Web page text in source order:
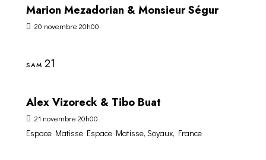
Marion Mezadorian & Monsieur Ségur
20 novembre 20h00
SAM 21
Alex Vizoreck & Tibo Buat
21 novembre 20h00
Espace Matisse Espace Matisse, Soyaux, France